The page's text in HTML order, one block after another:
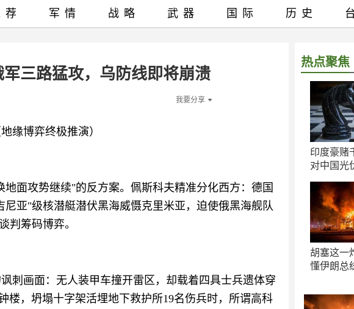
三路猛攻，乌防线即将崩溃
我要分享
缘博弈终极推演）
面攻势继续"的反方案。佩斯科夫精准分化西方：德国
亚"级核潜艇潜伏黑海威慑克里米亚，迫使俄黑海舰队
筹码博弈。
刺画面：无人装甲车撞开雷区，却载着四具士兵遗体穿
楼，坍塌十字架活埋地下救护所19名伤兵时，所谓高科
热点聚焦
印度豪赌
对中国光
胡塞这一
懂伊朗总
荐 军情 战略 武器 国际 历史